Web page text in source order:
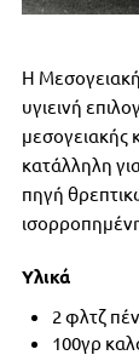
Η
υγιεινή
μεσογειακής
κατάλληλη
πηγή
Υλικά
2 φλτζ
100γρ